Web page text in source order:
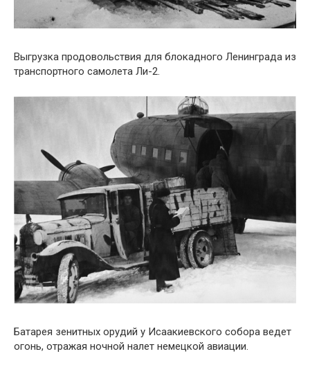
Выгрузка продовольствия для блокадного Ленинграда из
транспортного самолета Ли-2.
Батарея зенитных орудий у Исаакиевского собора ведет
огонь, отражая ночной налет немецкой авиации.